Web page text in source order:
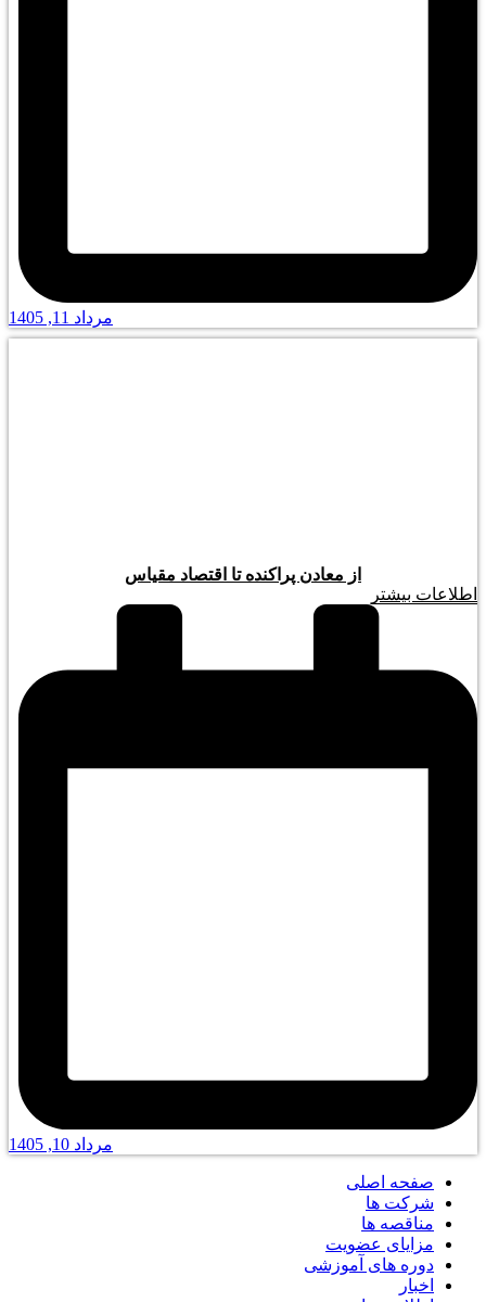
مرداد 11, 1405
از معادن پراکنده تا اقتصاد مقیاس
اطلاعات بیشتر
مرداد 10, 1405
صفحه اصلی
شرکت ها
مناقصه ها
مزایای عضویت
دوره های آموزشی
اخبار